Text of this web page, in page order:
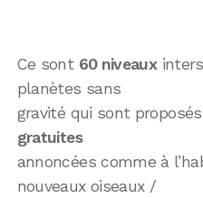
Ce sont 60 niveaux
planètes sans
gravité qui sont
gratuites
annoncées comme à
nouveaux oiseaux /